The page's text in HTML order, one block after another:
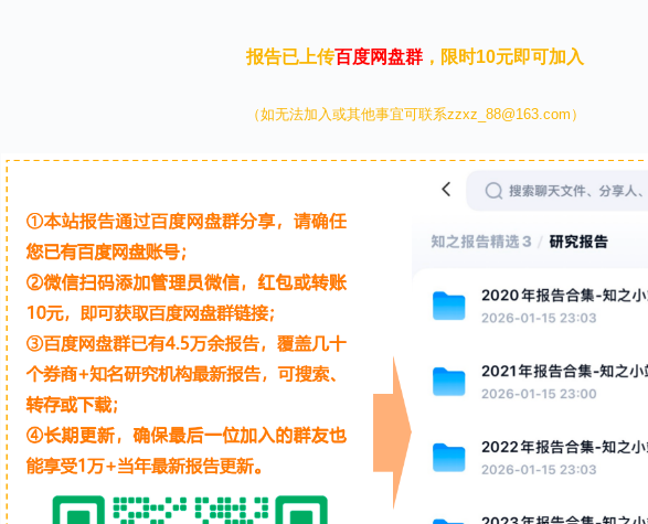
报告已上传百度网盘群 ，限时10元即可加入
（如无法加入或其他事宜可联系zzxz_88@163.com）